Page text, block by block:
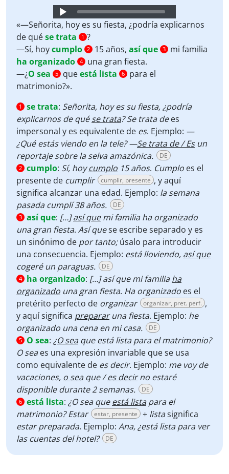
Audio
Player
«—Señorita, hoy es su fiesta, ¿podría explicarnos
de quése trata 1 ?
—Sí, hoycumplo 2 15 años, así que 3
mi familia
ha organizado 4
una gran fiesta.
—¿O sea 5 queestá lista 6
para el
matrimonio?».
1 se trata: Señorita, hoy es su fiesta, ¿podría
explicarnos de quése trata? Se trata dees
impersonal y es equivalente de es. Ejemplo: —
¿Qué estás viendo en la tele? —Se trata de / Esun
reportaje sobre la selva amazónica.
DE
2 cumplo: Sí, hoycumplo 15 años. Cumplo es el
presente de cumplir cumplir, presente , y aquí
significa alcanzar una edad. Ejemplo: la semana
pasada cumplí 38 años.
DE
3 así que: […]así quemi familia ha organizado
una gran fiesta. Así quese escribe separado y es
un sinónimo de por tanto; úsalo para introducir
una consecuencia. Ejemplo: está lloviendo, así que
cogeré un paraguas.
DE
4 ha organizado: […] así que mi familiaha
organizado una gran fiesta. Ha organizado es el
pretérito perfecto de organizar organizar, pret. perf. ,
y aquí significa prepararuna fiesta. Ejemplo: he
organizado una cena en mi casa.
DE
5 O sea: ¿O seaque está lista para el matrimonio?
O seaes una expresión invariable que se usa
como equivalente de es decir. Ejemplo: me voy de
vacaciones, o seaque /es decirno estaré
disponible durante 2 semanas.
DE
6 está lista: ¿O sea queestá listapara el
matrimonio? Estar estar, presente + listasignifica
estar preparada. Ejemplo: Ana, ¿está lista para ver
las cuentas del hotel?
DE